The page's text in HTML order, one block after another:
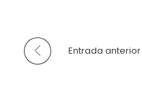
Entrada anterior